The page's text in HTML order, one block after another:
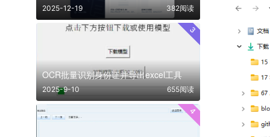
2025-12-19 382阅读
3
OCR批量识别身份证并导出excel工具
2025-9-10 655阅读
4